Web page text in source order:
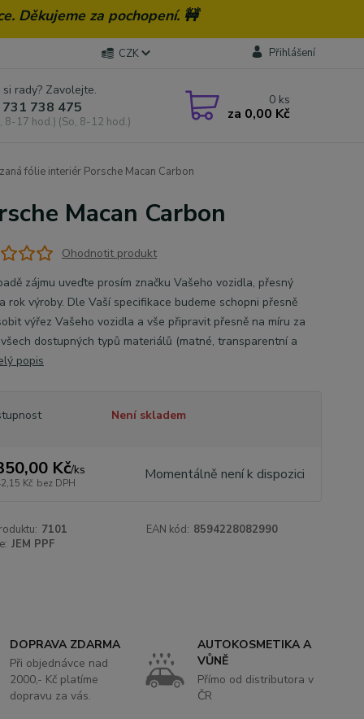
Děkujeme za pochopení. 🚧
CZK Přihlášení
rady? Zavolejte.
738 475
8-17 hod.) (So, 8-12 hod.)
0 ks
za 0,00 Kč
fólie interiér Porsche Macan Carbon
Macan Carbon
Ohodnotit produkt
zájmu uveďte prosím značku Vašeho vozidla, přesný
rok výroby. Dle Vaší specifikace budeme schopni přesně
výřez Vašeho vozidla a vše připravit přesně na míru za
dostupných typů materiálů (matné, transparentní a
popis
Není skladem
Kč/ks
Kč bez DPH Momentálně není k dispozici
7101 EAN kód: 8594228082990
JEM PPF
DOPRAVA ZDARMA
Při objednávce nad
2000,- Kč platíme
dopravu za vás.
AUTOKOSMETIKA A
VŮNĚ
Přímo od distributora v
ČR